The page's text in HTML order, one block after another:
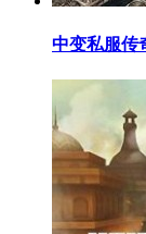
中变私服传